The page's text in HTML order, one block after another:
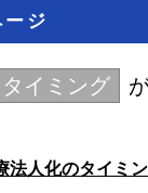
ジ
タイミング
法人化のタイミ